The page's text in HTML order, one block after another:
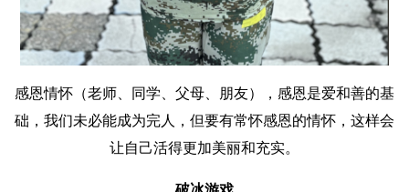
感恩情怀（老师、同学、父母、朋友），感恩是爱和善的基
础，我们未必能成为完人，但要有常怀感恩的情怀，这样会
让自己活得更加美丽和充实。